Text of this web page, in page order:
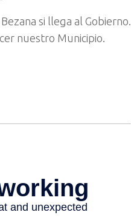
si llega al Gobierno.
nuestro Municipio.